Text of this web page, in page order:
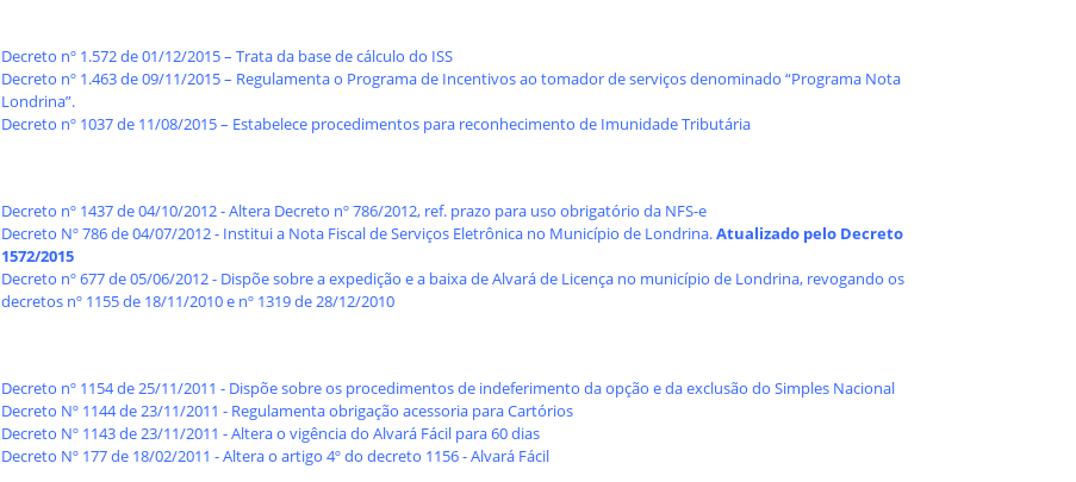
Decreto nº 1.572 de 01/12/2015 – Trata da base de cálculo do ISS
Decreto nº 1.463 de 09/11/2015 – Regulamenta o Programa de Incentivos ao tomador de serviços denominado “Programa Nota
Londrina”.
Decreto nº 1037 de 11/08/2015 – Estabelece procedimentos para reconhecimento de Imunidade Tributária
Decreto nº 1437 de 04/10/2012 - Altera Decreto nº 786/2012, ref. prazo para uso obrigatório da NFS-e
Decreto Nº 786 de 04/07/2012 - Institui a Nota Fiscal de Serviços Eletrônica no Município de Londrina.Atualizado pelo Decreto
1572/2015
Decreto nº 677 de 05/06/2012 - Dispõe sobre a expedição e a baixa de Alvará de Licença no município de Londrina, revogando os
decretos nº 1155 de 18/11/2010 e nº 1319 de 28/12/2010
Decreto nº 1154 de 25/11/2011 - Dispõe sobre os procedimentos de indeferimento da opção e da exclusão do Simples Nacional
Decreto Nº 1144 de 23/11/2011 - Regulamenta obrigação acessoria para Cartórios
Decreto Nº 1143 de 23/11/2011 - Altera o vigência do Alvará Fácil para 60 dias
Decreto Nº 177 de 18/02/2011 - Altera o artigo 4º do decreto 1156 - Alvará Fácil